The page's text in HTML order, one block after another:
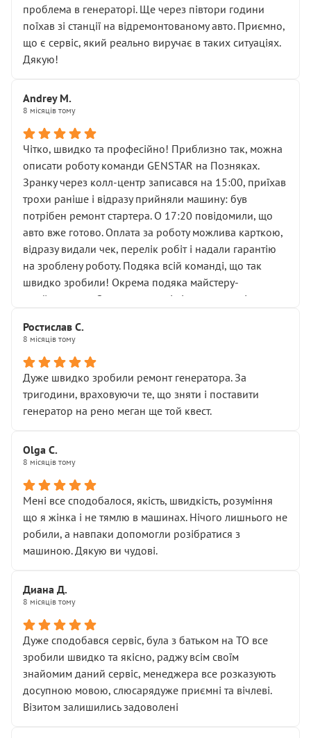
( ну все зняли та доробили) дякую!
Окремий момент, який виглядає абсурдно:
мені заявили, що бачок гальмівної рідини потрібно
міняти разом із головним гальмівним циліндром у
Для людини, яка хоча б трохи розуміється на техніці,
це звучить як мінімум непрофесійно, а як максимум —
спроба продати дорогий вузол замість елементарних
ущільнювачів.
Що прикро — це не перший мій візит. Раніше міняв у
вас стартер, і тоді сервіс наче справив хороше
враження. Але згодом знайшов декілька гайок під
лобовим склом. Мені пояснили, що це “старі гайки, які
відкручували”, і попросили не хвилюватися. ( надіюсь
новий власник, не застяг в полі))
Але після нинішнього візиту такі дрібниці вже не
здаються дрібницями.
Я — клієнт, який працює на довірі, і саме її цей сервіс
Хотілося б більше:
• належної уваги до авто
• прозорості в роботах і рахунках
• реальної діагностики, а не формального
“подивились і поїхав”
На жаль, складається враження, що сервіс працює не
Стосовно комунікації - все добре
проблема в генераторі. Ще через півтори години
поїхав зі станції на відремонтованому авто. Приємно,
що є сервіс, який реально виручає в таких ситуаціях.
Дякую!
Andrey M.
8 місяців тому
Чітко, швидко та професійно! Приблизно так, можна
описати роботу команди GENSTAR на Позняках.
Зранку через колл-центр записався на 15:00, приїхав
трохи раніше і відразу прийняли машину: був
потрібен ремонт стартера. О 17:20 повідомили, що
авто вже готово. Оплата за роботу можлива карткою,
відразу видали чек, перелік робіт і надали гарантію
на зроблену роботу. Подяка всій команді, що так
швидко зробили! Окрема подяка майстеру-
приймальнику Олександру: всі чітко та по суті.
звертатися до цього автосервісу.
Ростислав С.
8 місяців тому
Дуже швидко зробили ремонт генератора. За
тригодини, враховуючи те, що зняти і поставити
генератор на рено меган ще той квест.
Olga С.
8 місяців тому
Мені все сподобалося, якість, швидкість, розуміння
що я жінка і не тямлю в машинах. Нічого лишнього не
робили, а навпаки допомогли розібратися з
машиною. Дякую ви чудові.
Диана Д.
8 місяців тому
Дуже сподобався сервіс, була з батьком на ТО все
зробили швидко та якісно, раджу всім своїм
знайомим даний сервіс, менеджера все розказують
досупною мовою, слюсарядуже приємні та вічлеві.
Візитом залишились задоволені